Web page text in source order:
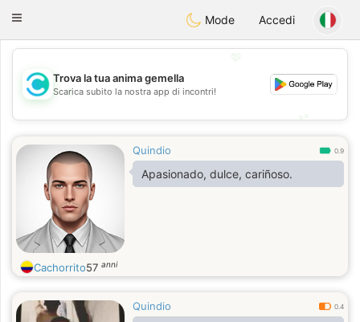
olombiaCitas
Toggle
Mode Accedi
💖
💕
Trova la tua anima gemella
Scarica subito la nostra app di incontri!
Quindio 0.9
Apasionado, dulce, cariñoso.
Cachorrito57 anni
Quindio 0.4